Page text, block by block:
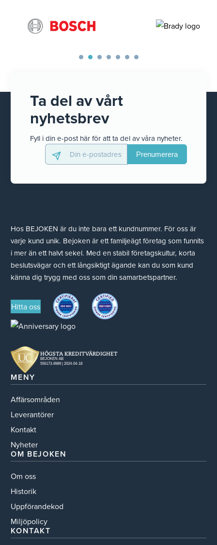
Ta del av vårt
nyhetsbrev
Fyll i din e-post här för att ta del av våra nyheter.
Hos BEJOKEN är du inte bara ett kundnummer. För oss är
varje kund unik. Bejoken är ett familjeägt företag som funnits
i mer än ett halvt sekel. Med en stabil företagskultur, korta
beslutsvägar och ett långsiktigt ägande kan du som kund
känna dig trygg med oss som din samarbetspartner.
Hitta oss
MENY
Affärsområden
Leverantörer
Kontakt
Nyheter
OM BEJOKEN
Om oss
Historik
Uppförandekod
Miljöpolicy
KONTAKT